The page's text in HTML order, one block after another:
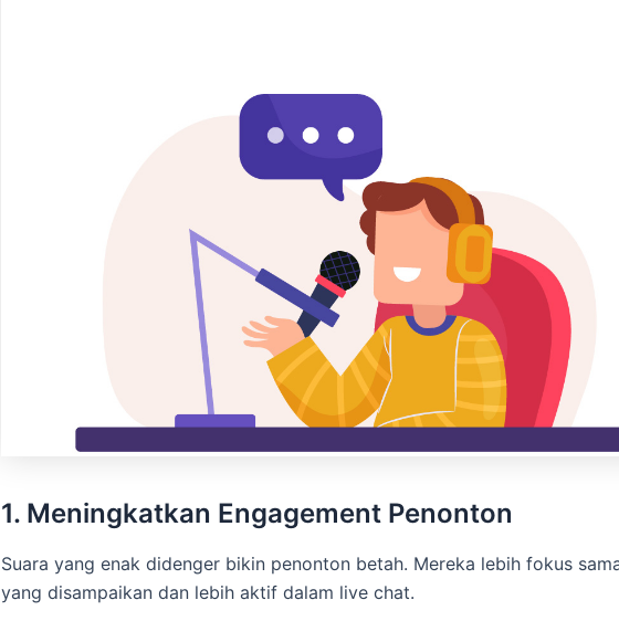
1. Meningkatkan Engagement Penonton
Suara yang enak didenger bikin penonton betah. Mereka lebih fokus
yang disampaikan dan lebih aktif dalam live chat.